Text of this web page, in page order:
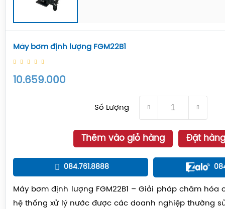
Máy bơm định lượng FGM22B1
10.659.000
Số Lượng
Thêm vào giỏ hàng Đặt hàng
084.761.8888
Máy bơm định lượng FGM22B1 – Giải pháp châm hóa
hệ thống xử lý nước được các doanh nghiệp thường